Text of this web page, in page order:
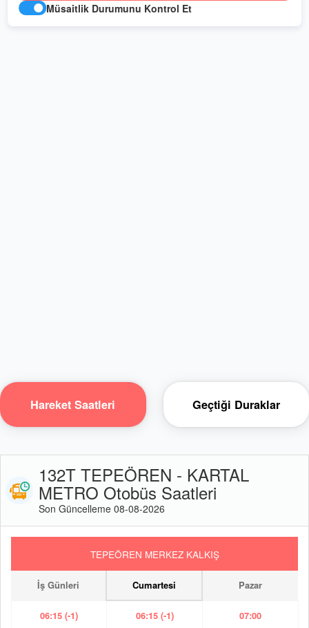
Müsaitlik Durumunu Kontrol Et
Hareket Saatleri Geçtiği Duraklar
132T TEPEÖREN - KARTAL
METRO Otobüs Saatleri
Son Güncelleme 08-08-2026
TEPEÖREN MERKEZ KALKIŞ
İş Günleri Cumartesi Pazar
06:15 (-1) 06:15 (-1) 07:00